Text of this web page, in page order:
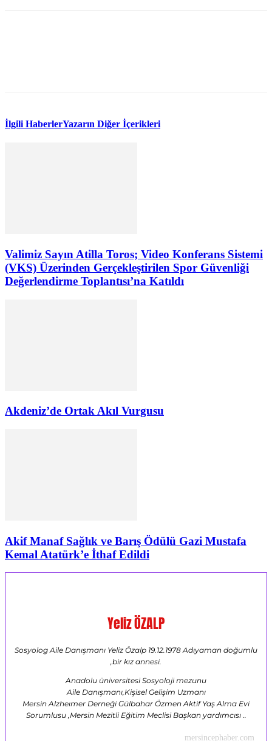
İlgili HaberlerYazarın Diğer İçerikleri
Valimiz Sayın Atilla Toros; Video Konferans Sistemi
(VKS) Üzerinden Gerçekleştirilen Spor Güvenliği
Değerlendirme Toplantısı’na Katıldı
Akdeniz’de Ortak Akıl Vurgusu
Akif Manaf Sağlık ve Barış Ödülü Gazi Mustafa
Kemal Atatürk’e İthaf Edildi
Yeliz ÖZALP
Sosyolog Aile Danışmanı Yeliz Özalp 19.12.1978 Adıyaman doğumlu
,bir kız annesi.
Anadolu üniversitesi Sosyoloji mezunu
Aile Danışmanı,Kişisel Gelişim Uzmanı
Mersin Alzheımer Derneği Gülbahar Özmen Aktif Yaş Alma Evi
Sorumlusu ,Mersin Mezitli Eğitim Meclisi Başkan yardımcısı ..
mersincephaber.com